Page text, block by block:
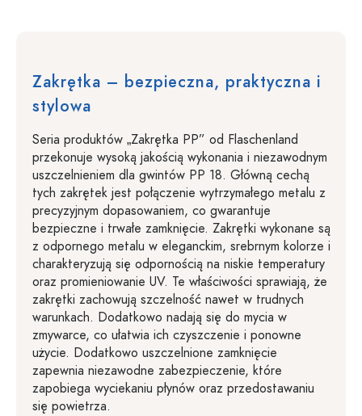
Zakrętka – bezpieczna, praktyczna i
stylowa
Seria produktów „Zakrętka PP” od Flaschenland
przekonuje wysoką jakością wykonania i niezawodnym
uszczelnieniem dla gwintów PP 18. Główną cechą
tych zakrętek jest połączenie wytrzymałego metalu z
precyzyjnym dopasowaniem, co gwarantuje
bezpieczne i trwałe zamknięcie. Zakrętki wykonane są
z odpornego metalu w eleganckim, srebrnym kolorze i
charakteryzują się odpornością na niskie temperatury
oraz promieniowanie UV. Te właściwości sprawiają, że
zakrętki zachowują szczelność nawet w trudnych
warunkach. Dodatkowo nadają się do mycia w
zmywarce, co ułatwia ich czyszczenie i ponowne
użycie. Dodatkowo uszczelnione zamknięcie
zapewnia niezawodne zabezpieczenie, które
zapobiega wyciekaniu płynów oraz przedostawaniu
się powietrza.